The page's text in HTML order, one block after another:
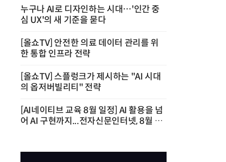
누구나 AI로 디자인하는 시대…'인간 중
심 UX'의 새 기준을 묻다
[올쇼TV] 안전한 의료 데이터 관리를 위
한 통합 인프라 전략
[올쇼TV] 스플렁크가 제시하는 "AI 시대
의 옵저버빌리티" 전략
[AI네이티브 교육 8월 일정] AI 활용을 넘
어 AI 구현까지...전자신문인터넷, 8월 실